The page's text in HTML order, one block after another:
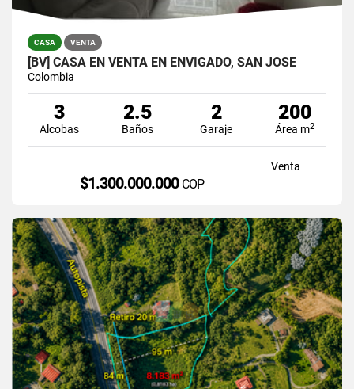
CASA VENTA
[BV] CASA EN VENTA EN ENVIGADO, SAN JOSÉ
Colombia
3
Alcobas
2.5
Baños
2
Garaje
200
Área m2
Venta
$1.300.000.000 COP